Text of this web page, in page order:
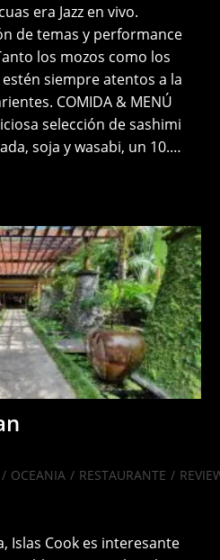
era Jazz en vivo.
de temas y performance
los mozos como los
siempre atentos a la
COMIDA & MENÚ
selección de sashimi
soja y wasabi, un 10.…
/ OCEANIA / RESTAURANTE /
Islas Cook es interesante